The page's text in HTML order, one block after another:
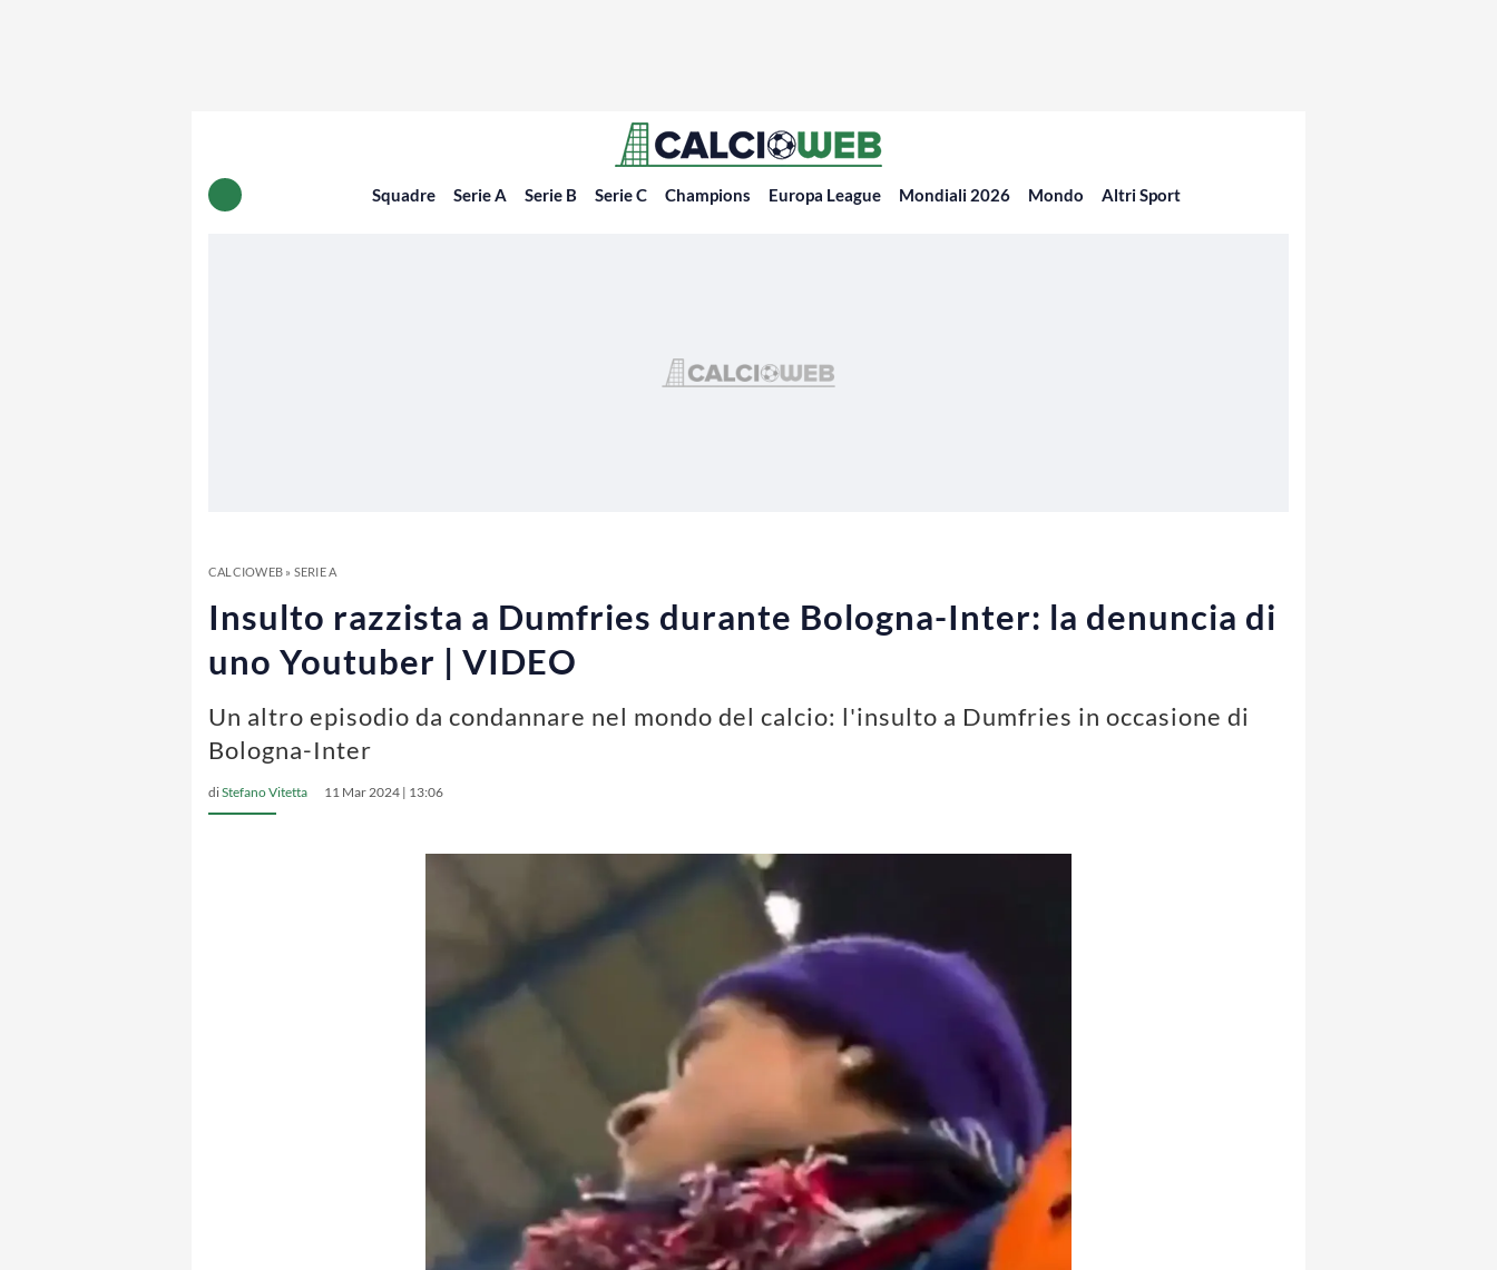
Squadre Serie A Serie B Serie C Champions Europa League Mondiali 2026 Mondo Altri Sport
CALCIOWEB» SERIE A
Insulto razzista a Dumfries durante Bologna-Inter: la denuncia di
uno Youtuber | VIDEO
Un altro episodio da condannare nel mondo del calcio: l'insulto a Dumfries in occasione di
Bologna-Inter
diStefano Vitetta 11 Mar 2024 | 13:06